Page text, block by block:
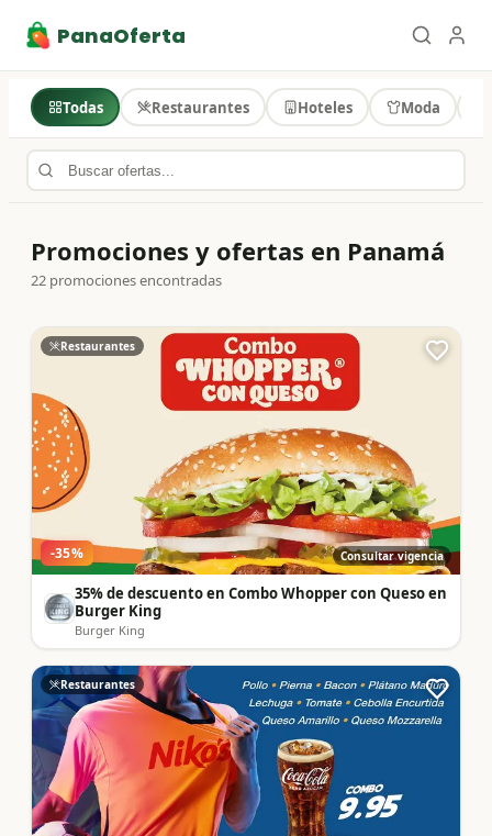
PanaOferta
Todas Restaurantes Hoteles Moda
Promociones y ofertas en Panamá
22 promociones encontradas
Restaurantes
-35% Consultar vigencia
35% de descuento en Combo Whopper con Queso en
Burger King
Burger King
Restaurantes